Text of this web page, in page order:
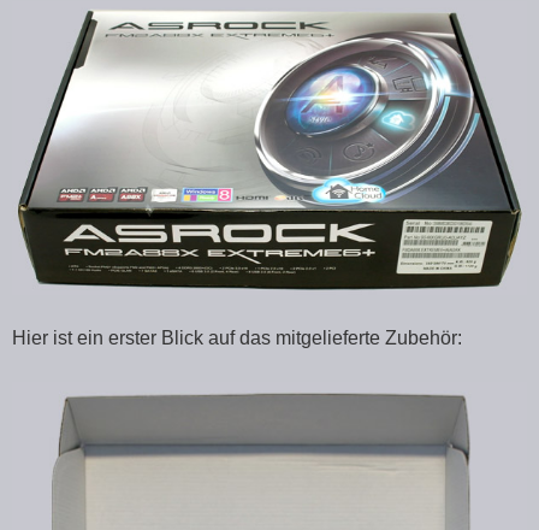
Hier ist ein erster Blick auf das mitgelieferte Zubehör: